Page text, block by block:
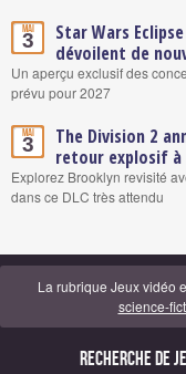
Mai
3
Star Wars
dévoilent de
Un aperçu exclusif des
prévu pour 2027
Mai
3
The Division 2
retour explosif à
Explorez Brooklyn revisité
dans ce DLC très attendu
La rubrique Jeux vidéo
science-
Recherche de